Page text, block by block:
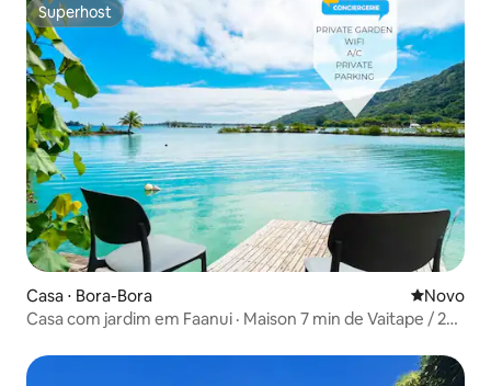
Superhost
Superhost
Casa ⋅ Bora-Bora Novo
Novo
Casa com jardim em Faanui · Maison 7 min de Vaitape / 2